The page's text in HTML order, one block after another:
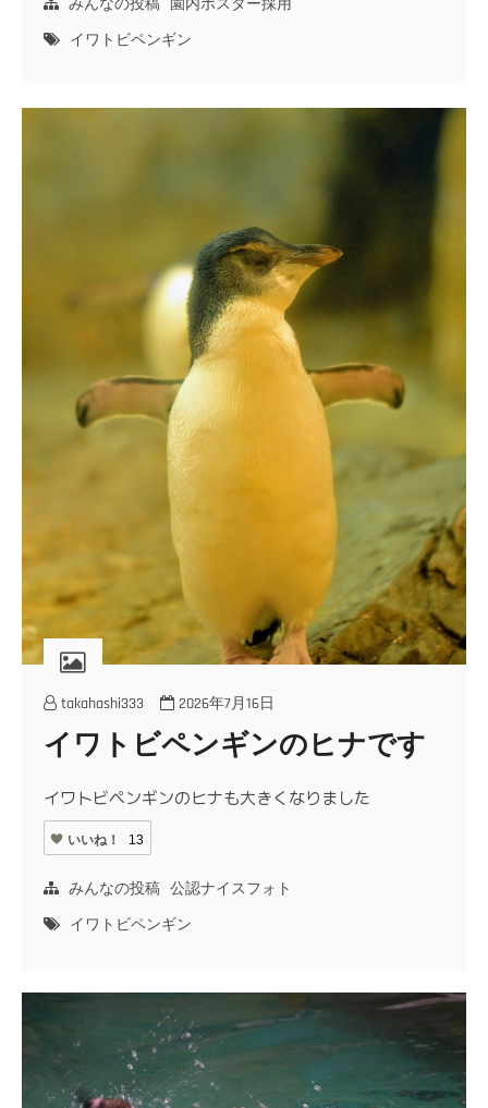
みんなの投稿
園内ポスター採用
イワトビペンギン
takahashi333 2026年7月16日
イワトビペンギンのヒナです
イワトビペンギンのヒナも大きくなりました
いいね！ 13
みんなの投稿 公認ナイスフォト
イワトビペンギン